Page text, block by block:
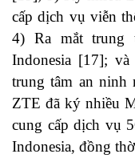
cấp dịch vụ viễn
4) Ra mắt trung
Indonesia [17]; và
trung tâm an ninh
ZTE đã ký nhiều
cung cấp dịch vụ
Indonesia, đồng